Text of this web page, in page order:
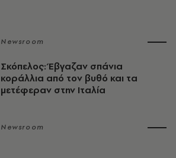
Newsroom
Σκόπελος: Έβγαζαν σπάνια
κοράλλια από τον βυθό και τα
μετέφεραν στην Ιταλία
Newsroom